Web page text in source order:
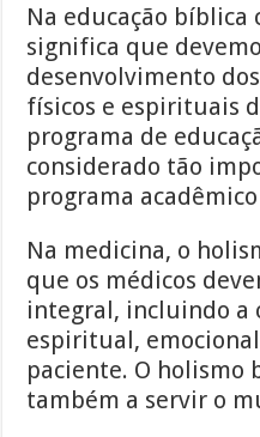
Na educação bíblica
significa que
desenvolvimento
físicos e espirituais
programa de
considerado tão
programa
Na medicina, o
que os médicos
integral, incluindo a
espiritual,
paciente. O holismo
também a servir o